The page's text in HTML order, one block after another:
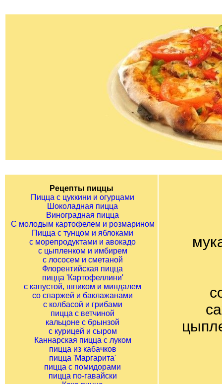
Рецепты пиццы
Пицца с цуккини и огурцами
Шоколадная пицца
Виноградная пицца
С молодым картофелем и розмарином
Пицца с тунцом и яблоками
с морепродуктами и авокадо
с цыпленком и имбирем
с лососем и сметаной
Флорентийская пицца
пицца 'Картофеллини'
с капустой, шпиком и миндалем
со спаржей и баклажанами
с колбасой и грибами
пицца с ветчиной
кальцоне с брынзой
с курицей и сыром
Каннарская пицца с луком
пицца из кабачков
пицца 'Маргарита'
пицца с помидорами
пицца по-гавайски